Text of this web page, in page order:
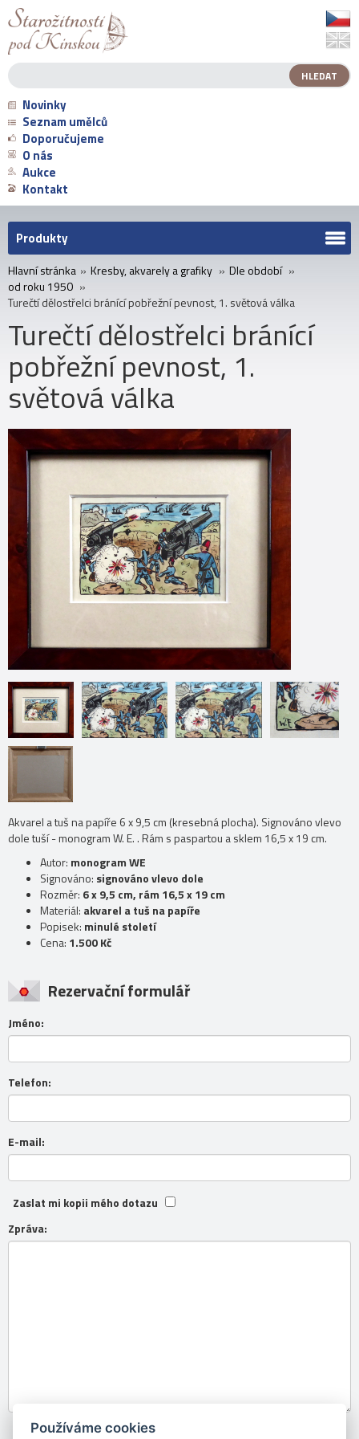
Novinky
Seznam umělců
Doporučujeme
O nás
Aukce
Kontakt
Produkty
Hlavní stránka » Kresby, akvarely a grafiky » Dle období »
od roku 1950 »
Turečtí dělostřelci bránící pobřežní pevnost, 1. světová válka
Turečtí dělostřelci bránící
pobřežní pevnost, 1.
světová válka
Akvarel a tuš na papíře 6 x 9,5 cm (kresebná plocha). Signováno vlevo
dole tuší - monogram W. E. . Rám s paspartou a sklem 16,5 x 19 cm.
Autor: monogram WE
Signováno: signováno vlevo dole
Rozměr: 6 x 9,5 cm, rám 16,5 x 19 cm
Materiál: akvarel a tuš na papíře
Popisek: minulé století
Cena: 1.500 Kč
Rezervační formulář
Jméno:
Telefon:
E-mail:
Zaslat mi kopii mého dotazu
Zpráva:
Souhlasím sezpracováním osobních údajů
Používáme cookies